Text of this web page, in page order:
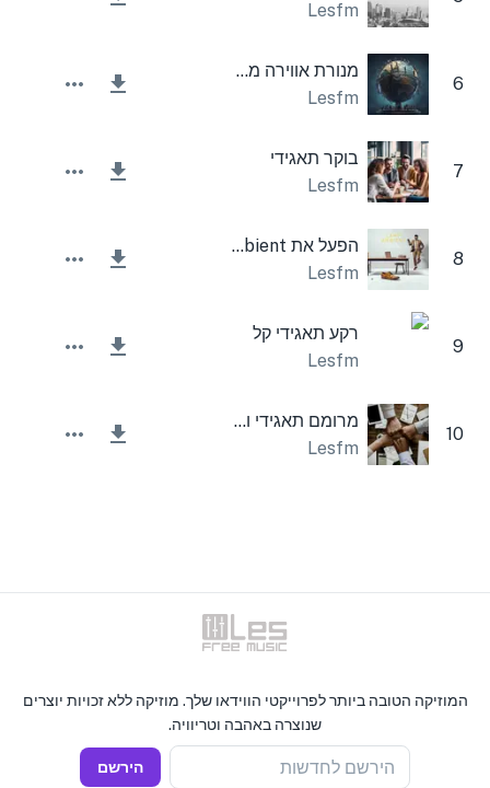
Lesfm
6
מנורת אווירה מעוררת השראה
Lesfm
7
בוקר תאגידי
Lesfm
8
הפעל את Ambient
Lesfm
9
רקע תאגידי קל
Lesfm
10
מרומם תאגידי ומעורר השראה
Lesfm
המוזיקה הטובה ביותר לפרוייקטי הווידאו שלך. מוזיקה ללא זכויות יוצרים
שנוצרה באהבה וטריוויה.
הירשם לחדשות הירשם